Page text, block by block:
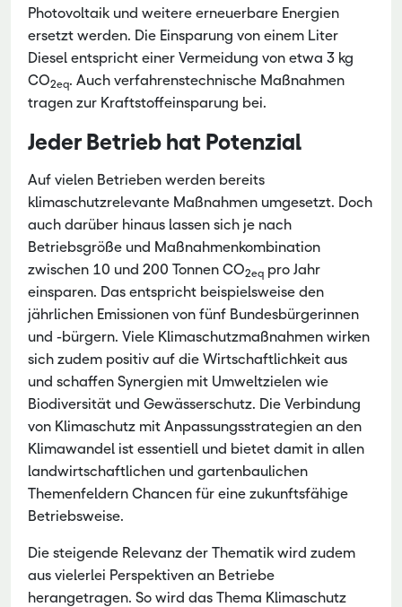
Photovoltaik und weitere erneuerbare Energien
ersetzt werden. Die Einsparung von einem Liter
Diesel entspricht einer Vermeidung von etwa 3 kg
CO2eq. Auch verfahrenstechnische Maßnahmen
tragen zur Kraftstoffeinsparung bei.
Jeder Betrieb hat Potenzial
Auf vielen Betrieben werden bereits
klimaschutzrelevante Maßnahmen umgesetzt. Doch
auch darüber hinaus lassen sich je nach
Betriebsgröße und Maßnahmenkombination
zwischen 10 und 200 Tonnen CO2eq pro Jahr
einsparen. Das entspricht beispielsweise den
jährlichen Emissionen von fünf Bundesbürgerinnen
und -bürgern. Viele Klimaschutzmaßnahmen wirken
sich zudem positiv auf die Wirtschaftlichkeit aus
und schaffen Synergien mit Umweltzielen wie
Biodiversität und Gewässerschutz. Die Verbindung
von Klimaschutz mit Anpassungsstrategien an den
Klimawandel ist essentiell und bietet damit in allen
landwirtschaftlichen und gartenbaulichen
Themenfeldern Chancen für eine zukunftsfähige
Betriebsweise.
Die steigende Relevanz der Thematik wird zudem
aus vielerlei Perspektiven an Betriebe
herangetragen. So wird das Thema Klimaschutz